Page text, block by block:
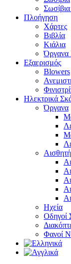
Πλοήγηση
Χάρτες
Βιβλία
Κιάλια
Όργανα
Εξαερισμός
Blowers
Ηλεκτρικά
Όργανα
Ηχεία
Οδηγοί
Φανοί